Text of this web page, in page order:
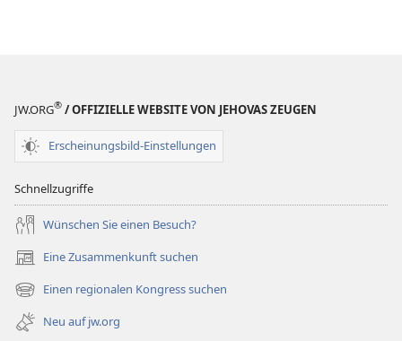
JW.ORG® / OFFIZIELLE WEBSITE VON JEHOVAS ZEUGEN
Erscheinungsbild-Einstellungen
Schnellzugriffe
Wünschen Sie einen Besuch?
Eine Zusammenkunft suchen
(öffnet
neues
Fenster)
Einen regionalen Kongress suchen
(öffnet
neues
Fenster)
Neu auf jw.org